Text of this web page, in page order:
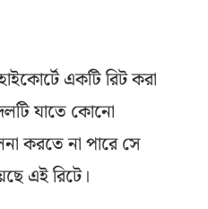
একটি রিট করা
যাতে কোনো
করতে না পারে সে
এই রিটে।